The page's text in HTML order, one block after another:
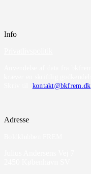
Info
kontakt@bkfrem.dk
Adresse